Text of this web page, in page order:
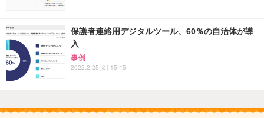
保護者連絡用デジタルツール、60％の自治体が導
入
事例
2022.2.25(金) 15:45